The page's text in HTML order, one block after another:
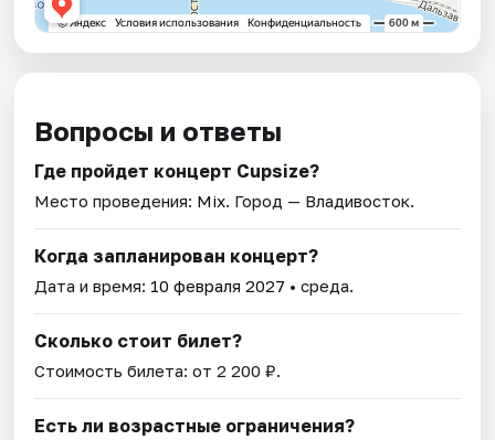
Вопросы и ответы
Где пройдет концерт Cupsize?
Место проведения: Mix. Город — Владивосток.
Когда запланирован концерт?
Дата и время: 10 февраля 2027 • среда.
Сколько стоит билет?
Стоимость билета: от 2 200 ₽.
Есть ли возрастные ограничения?